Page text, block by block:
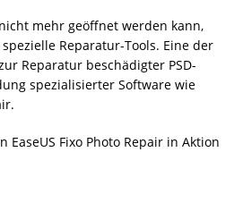
mehr geöffnet werden kann,
Reparatur-Tools. Eine der
Reparatur beschädigter PSD-
spezialisierter Software wie